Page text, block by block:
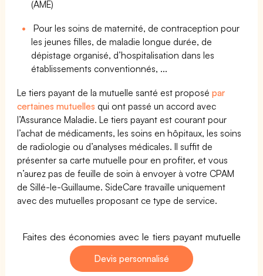
(AME)
Pour les soins de maternité, de contraception pour
les jeunes filles, de maladie longue durée, de
dépistage organisé, d’hospitalisation dans les
établissements conventionnés, ...
Le tiers payant de la mutuelle santé est proposépar
certaines mutuelles qui ont passé un accord avec
l’Assurance Maladie. Le tiers payant est courant pour
l’achat de médicaments, les soins en hôpitaux, les soins
de radiologie ou d’analyses médicales. Il suffit de
présenter sa carte mutuelle pour en profiter, et vous
n’aurez pas de feuille de soin à envoyer à votre CPAM
de Sillé-le-Guillaume. SideCare travaille uniquement
avec des mutuelles proposant ce type de service.
Faites des économies avec le tiers payant mutuelle
Devis personnalisé